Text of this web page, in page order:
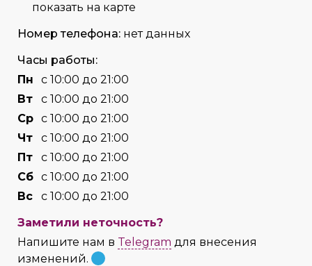
показать на карте
Номер телефона: нет данных
Часы работы:
Пн
с 10:00 до 21:00
Вт
с 10:00 до 21:00
Cр с 10:00 до 21:00
Чт
с 10:00 до 21:00
Пт
с 10:00 до 21:00
Сб с 10:00 до 21:00
Вс
с 10:00 до 21:00
Заметили неточность?
Напишите нам в Telegram для внесения
изменений.